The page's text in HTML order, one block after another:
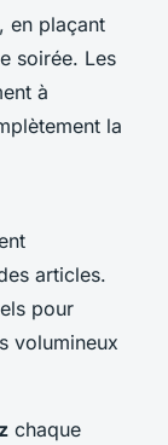
en plaçant
soirée. Les
à
la
articles.
pour
volumineux
chaque